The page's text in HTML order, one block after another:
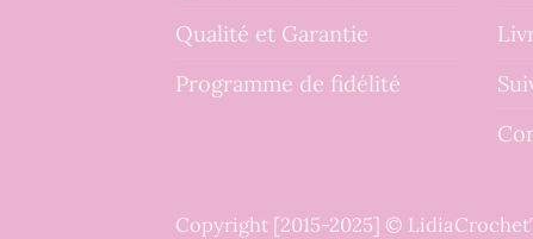
Qualité et Garantie
Programme de fidélité
Copyright [2015-2025] ©